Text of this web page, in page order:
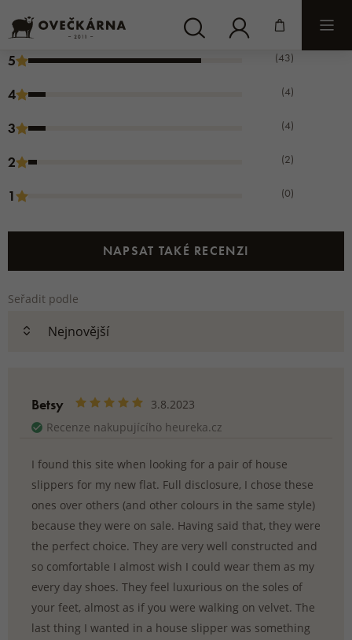
(53 hodnocení)
5 (43)
4 (4)
3 (4)
2 (2)
1 (0)
NAPSAT TAKÉ RECENZI
Seřadit podle
Betsy
3.8.2023
Recenze nakupujícího heureka.cz
I found this site when looking for a pair of house
slippers for my new flat. Full disclosure, I chose these
ones over others (and other colours in the same style)
because they were on sale. Having said that, they were
the perfect choice. They are very well constructed and
so comfortable I almost wish I could wear them as my
every day shoes. They feel luxurious on the soles of
your feet, almost as if you were walking on velvet. The
last thing I wanted in a house slipper was something